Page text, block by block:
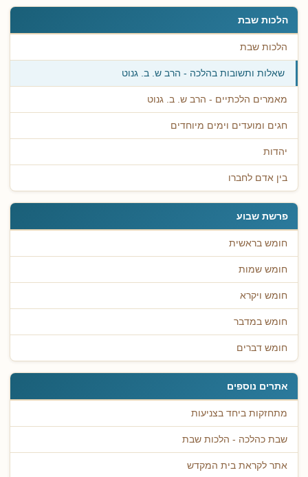
הלכות שבת
הלכות שבת
שאלות ותשובות בהלכה - הרב ש. ב. גנוט
מאמרים הלכתיים - הרב ש. ב. גנוט
חגים ומועדים וימים מיוחדים
יהדות
בין אדם לחברו
פרשת שבוע
חומש בראשית
חומש שמות
חומש ויקרא
חומש במדבר
חומש דברים
אתרים נוספים
מתחזקות ביחד בצניעות
שבת כהלכה - הלכות שבת
אתר לקראת בית המקדש